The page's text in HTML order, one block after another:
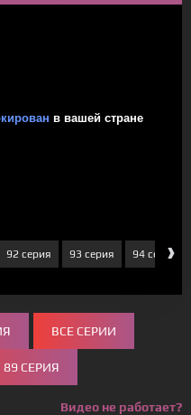
92 серия 93 серия 94 серия
›
ВСЕ СЕРИИ
СЕРИЯ
Видео не работает?